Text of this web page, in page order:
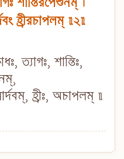
হ্রীরচাপলম্ ॥২॥
ত্যাগঃ, শান্তিঃ,
হ্রীঃ, অচাপলম্ ॥